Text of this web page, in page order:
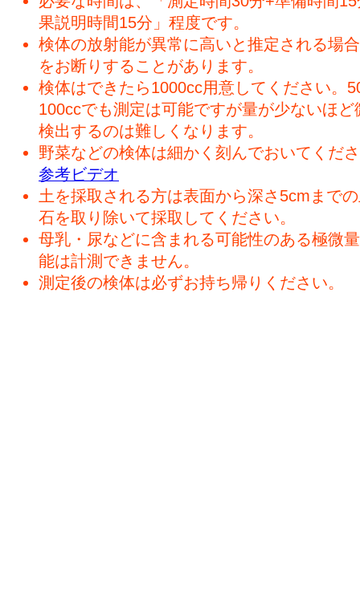
果説明時間15分」程度です。
検体の放射能が異常に高いと推定される場
をお断りすることがあります。
検体はできたら1000cc用意してください。
100ccでも測定は可能ですが量が少ないほど
検出するのは難しくなります。
野菜などの検体は細かく刻んでおいてくだ
参考ビデオ
土を採取される方は表面から深さ5cmまで
石を取り除いて採取してください。
母乳・尿などに含まれる可能性のある極微
能は計測できません。
測定後の検体は必ずお持ち帰りください。